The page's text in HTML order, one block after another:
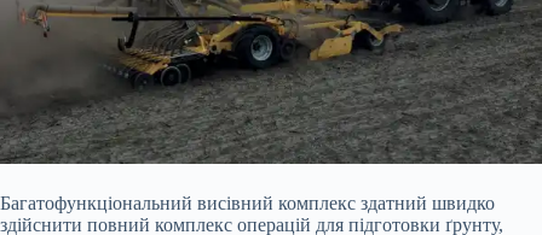
Багатофункціональний висівний комплекс здатний швидко
здійснити повний комплекс операцій для підготовки ґрунту,